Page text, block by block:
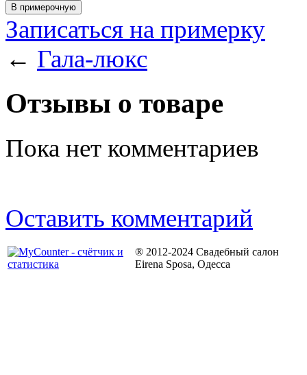
Записаться на примерку
← Гала-люкс
Отзывы о товаре
Пока нет комментариев
Оставить комментарий
® 2012-2024 Свадебный салон
Eirena Sposa, Одесса